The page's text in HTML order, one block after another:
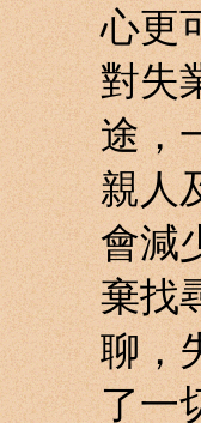
心更
對失
途，
親人
會減
棄找
聊，
了一